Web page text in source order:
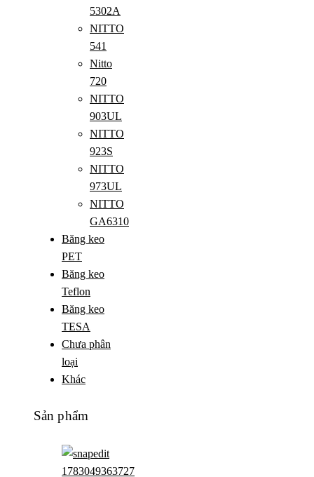
5302A
NITTO
541
Nitto
720
NITTO
903UL
NITTO
923S
NITTO
973UL
NITTO
GA6310
Băng keo
PET
Băng keo
Teflon
Băng keo
TESA
Chưa phân
loại
Khác
Sản phẩm